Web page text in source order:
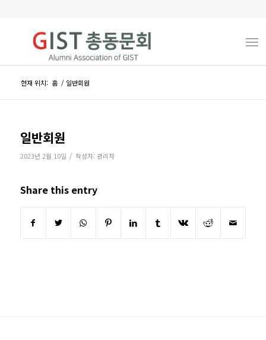
현재 위치: 홈 / 일반회원
일반회원
2023년 2월 10일 / 작성자: 관리자
Share this entry